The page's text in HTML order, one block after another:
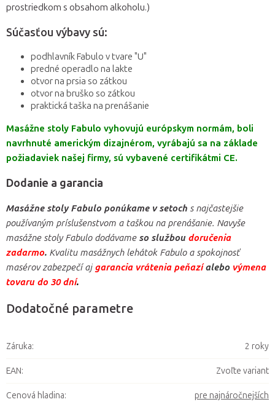
prostriedkom s obsahom alkoholu.)
Súčasťou výbavy sú:
podhlavník Fabulo v tvare "U"
predné operadlo na lakte
otvor na prsia so zátkou
otvor na bruško so zátkou
praktická taška na prenášanie
Masážne stoly Fabulo vyhovujú európskym normám, boli
navrhnuté americkým dizajnérom, vyrábajú sa na základe
požiadaviek našej firmy, sú vybavené certifikátmi CE.
Dodanie a garancia
Masážne stoly Fabulo ponúkame v setoch s najčastejšie
používaným príslušenstvom a taškou na prenášanie. Navyše
masážne stoly Fabulo dodávame so službou doručenia
zadarmo. Kvalitu masážnych lehátok Fabulo a spokojnosť
masérov zabezpečí aj garancia vrátenia peňazíalebo výmena
tovaru do 30 dní.
Dodatočné parametre
Záruka: 2 roky
EAN: Zvoľte variant
Cenová hladina: pre najnáročnejších